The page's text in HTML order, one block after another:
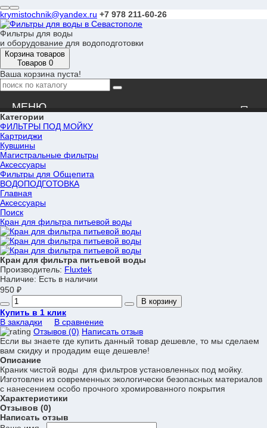
krymistochnik@yandex.ru +7 978 211-60-26
Фильтры для воды
и оборудование для водоподготовки
Корзина товаров
Товаров 0
Ваша корзина пуста!
Новости
Оплата
Доставка
Вопрос-ответ
Сервис
Категории
ФИЛЬТРЫ ПОД МОЙКУ
Картриджи
Кувшины
Магистральные фильтры
Аксессуары
Фильтры для Общепита
ВОДОПОДГОТОВКА
Главная
Аксессуары
Поиск
Кран для фильтра питьевой воды
Кран для фильтра питьевой воды
Производитель: Fluxtek
Наличие: Есть в наличии
950 ₽
В корзину
Купить в 1 клик
В закладки
В сравнение
Отзывов (0) Написать отзыв
Если вы знаете где купить данный товар дешевле, то мы сделаем
вам скидку и продадим еще дешевле!
Описание
Краник чистой воды для фильтров установленных под мойку.
Изготовлен из современных экологически безопасных материалов
с нанесением особо прочного хромированного покрытия
Характеристики
Отзывов (0)
Написать отзыв